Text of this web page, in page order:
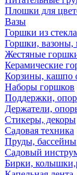
Плошки для
Вазы
Горшки из стекла
Горшки, вазоны,
Жестяные
Керамические
Корзины, кашпо
Наборы горшков
Поддержки,
Держатели,
Стикеры, декоры
Садовая техника
Пруды, бассейны
Садовый
Бирки,